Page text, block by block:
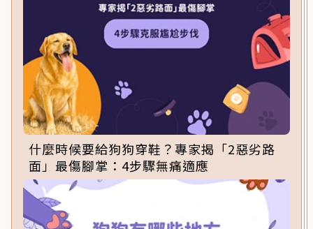
什麼時候要給狗狗穿鞋？專家揭「2惡劣路
面」最傷腳掌：4步驟無痛適應